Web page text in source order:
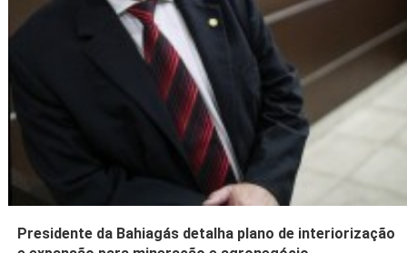
Presidente da Bahiagás detalha plano de interiorização